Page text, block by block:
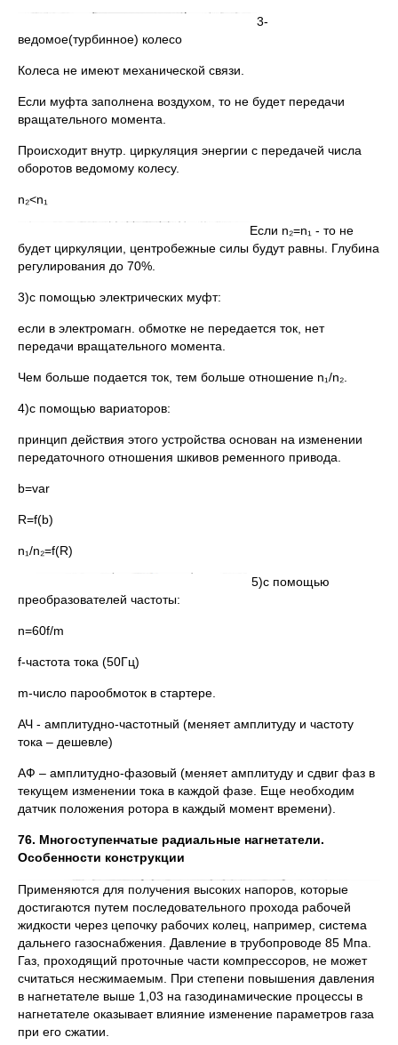
3-
ведомое(турбинное) колесо
Колеса не имеют механической связи.
Если муфта заполнена воздухом, то не будет передачи
вращательного момента.
Происходит внутр. циркуляция энергии с передачей числа
оборотов ведомому колесу.
n₂˂n₁
Если n₂=n₁ - то не
будет циркуляции, центробежные силы будут равны. Глубина
регулирования до 70%.
3)с помощью электрических муфт:
если в электромагн. обмотке не передается ток, нет
передачи вращательного момента.
Чем больше подается ток, тем больше отношение n₁/n₂.
4)с помощью вариаторов:
принцип действия этого устройства основан на изменении
передаточного отношения шкивов ременного привода.
b=var
R=f(b)
n₁/n₂=f(R)
5)с помощью
преобразователей частоты:
n=60f/m
f-частота тока (50Гц)
m-число парообмоток в стартере.
АЧ - амплитудно-частотный (меняет амплитуду и частоту
тока – дешевле)
АФ – амплитудно-фазовый (меняет амплитуду и сдвиг фаз в
текущем изменении тока в каждой фазе. Еще необходим
датчик положения ротора в каждый момент времени).
76. Многоступенчатые радиальные нагнетатели.
Особенности конструкции
Применяются для получения высоких напоров, которые
достигаются путем последовательного прохода рабочей
жидкости через цепочку рабочих колец, например, система
дальнего газоснабжения. Давление в трубопроводе 85 Мпа.
Газ, проходящий проточные части компрессоров, не может
считаться несжимаемым. При степени повышения давления
в нагнетателе выше 1,03 на газодинамические процессы в
нагнетателе оказывает влияние изменение параметров газа
при его сжатии.